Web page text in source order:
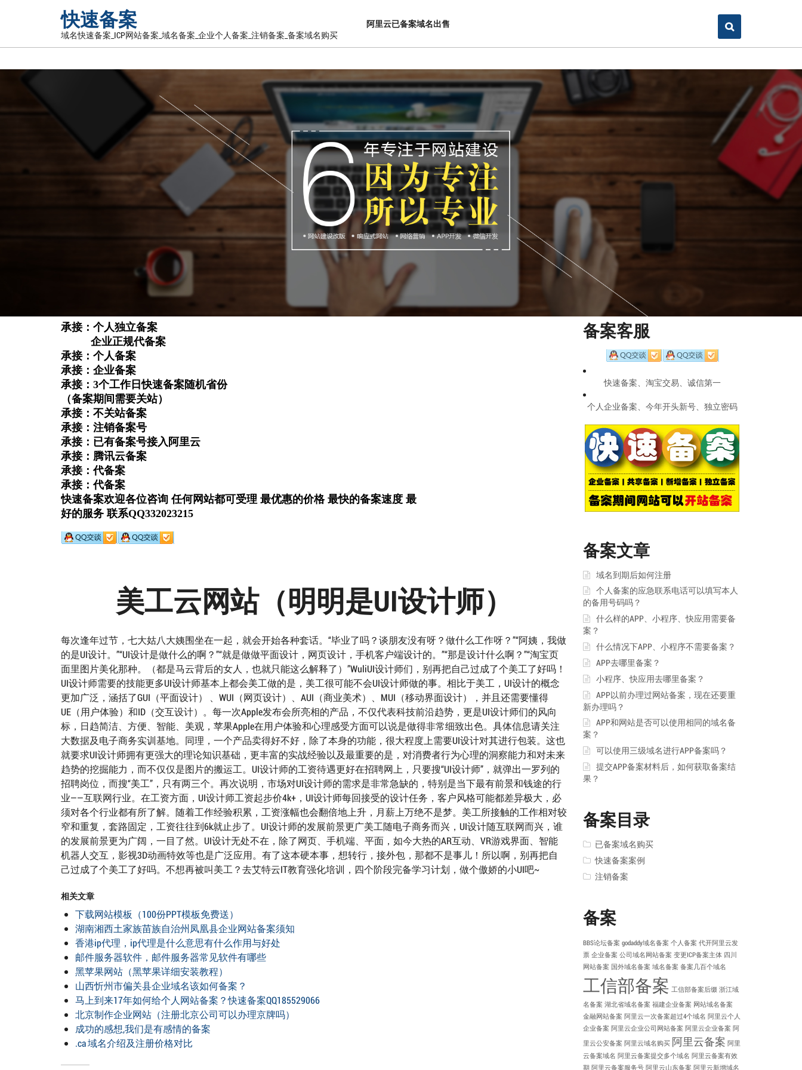
快速备案
域名快速备案_ICP网站备案_域名备案_企业个人备案_注销备案_备案域名购买
阿里云已备案域名出售
美工云网站（明明是UI设计师）
每次逢年过节，七大姑八大姨围坐在一起，就会开始各种套话。“毕业了吗？谈朋友没有呀？做什么工作呀？”“阿姨，我做
的是UI设计。”“UI设计是做什么的啊？”“就是做做平面设计，网页设计，手机客户端设计的。”“那是设计什么啊？”“淘宝页
面里图片美化那种。（都是马云背后的女人，也就只能这么解释了）”WuliUI设计师们，别再把自己过成了个美工了好吗！
UI设计师需要的技能更多UI设计师基本上都会美工做的是，美工很可能不会UI设计师做的事。相比于美工，UI设计的概念
更加广泛，涵括了GUI（平面设计） 、WUI（网页设计）、AUI（商业美术）、MUI（移动界面设计），并且还需要懂得
UE（用户体验）和ID（交互设计）。每一次Apple发布会所亮相的产品，不仅代表科技前沿趋势，更是UI设计师们的风向
标，日趋简洁、方便、智能、美观，苹果Apple在用户体验和心理感受方面可以说是做得非常细致出色。具体信息请关注
大数据及电子商务实训基地。同理，一个产品卖得好不好，除了本身的功能，很大程度上需要UI设计对其进行包装。这也
就要求UI设计师拥有更强大的理论知识基础，更丰富的实战经验以及最重要的是，对消费者行为心理的洞察能力和对未来
趋势的挖掘能力，而不仅仅是图片的搬运工。UI设计师的工资待遇更好在招聘网上，只要搜“UI设计师”，就弹出一罗列的
招聘岗位，而搜“美工”，只有两三个。再次说明，市场对UI设计师的需求是非常急缺的，特别是当下最有前景和钱途的行
业——互联网行业。在工资方面，UI设计师工资起步价4k+，UI设计师每回接受的设计任务，客户风格可能都差异极大，必
须对各个行业都有所了解。随着工作经验积累，工资涨幅也会翻倍地上升，月薪上万绝不是梦。美工所接触的工作相对较
窄和重复，套路固定，工资往往到6k就止步了。UI设计师的发展前景更广美工随电子商务而兴，UI设计随互联网而兴，谁
的发展前景更为广阔，一目了然。UI设计无处不在，除了网页、手机端、平面，如今大热的AR互动、VR游戏界面、智能
机器人交互，影视3D动画特效等也是广泛应用。有了这本硬本事，想转行，接外包，那都不是事儿！所以啊，别再把自
己过成了个美工了好吗。不想再被叫美工？去艾特云IT教育强化培训，四个阶段完备学习计划，做个傲娇的小UI吧~
相关文章
下载网站模板（100份PPT模板免费送）
湖南湘西土家族苗族自治州凤凰县企业网站备案须知
香港ip代理，ip代理是什么意思有什么作用与好处
邮件服务器软件，邮件服务器常见软件有哪些
黑苹果网站（黑苹果详细安装教程）
山西忻州市偏关县企业域名该如何备案？
马上到来17年如何给个人网站备案？快速备案QQ185529066
北京制作企业网站（注册北京公司可以办理京牌吗）
成功的感想,我们是有感情的备案
.ca 域名介绍及注册价格对比
备案客服
快速备案、淘宝交易、诚信第一
个人企业备案、今年开头新号、独立密码
备案文章
域名到期后如何注册
个人备案的应急联系电话可以填写本人
的备用号码吗？
什么样的APP、小程序、快应用需要备
案？
什么情况下APP、小程序不需要备案？
APP去哪里备案？
小程序、快应用去哪里备案？
APP以前办理过网站备案，现在还要重
新办理吗？
APP和网站是否可以使用相同的域名备
案？
可以使用三级域名进行APP备案吗？
提交APP备案材料后，如何获取备案结
果？
备案目录
已备案域名购买
快速备案案例
注销备案
备案
BBS论坛备案 godaddy域名备案 个人备案 代开阿里云发
票 企业备案 公司域名网站备案 变更ICP备案主体 四川
网站备案 国外域名备案 域名备案 备案几百个域名
工信部备案 工信部备案后缀 浙江域
名备案 湖北省域名备案 福建企业备案 网站域名备案
金融网站备案 阿里云一次备案超过4个域名 阿里云个人
企业备案 阿里云企业公司网站备案 阿里云企业备案 阿
里云公安备案 阿里云域名购买 阿里云备案 阿里
云备案域名 阿里云备案提交多个域名 阿里云备案有效
期 阿里云备案服务号 阿里云山东备案 阿里云新增域名